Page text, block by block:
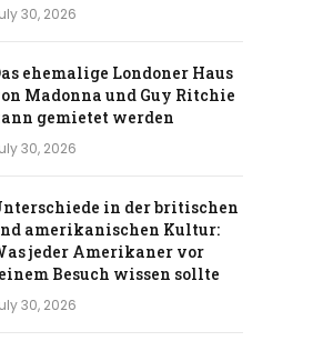
30, 2026
ehemalige Londoner Haus
Madonna und Guy Ritchie
gemietet werden
30, 2026
in der britischen
amerikanischen Kultur:
jeder Amerikaner vor
Besuch wissen sollte
30, 2026